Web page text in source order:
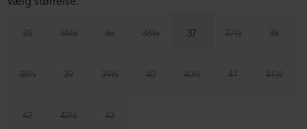
35 35½ 36 36½ 37 37½ 38
38½ 39 39½ 40 40½ 41 41½
42 42½ 43